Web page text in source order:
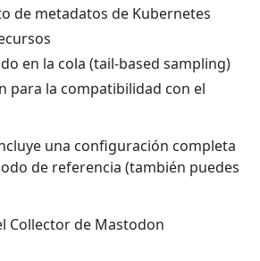
de metadatos de Kubernetes
en la cola (tail-based sampling)
para la compatibilidad con el
una configuración completa
de referencia (también puedes
Collector de Mastodon